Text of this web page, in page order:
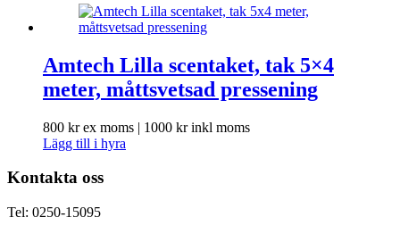
Amtech Lilla scentaket, tak 5×4
meter, måttsvetsad pressening
800 krex moms | 1000 krinkl moms
Lägg till i hyra
Kontakta oss
Tel: 0250-15095